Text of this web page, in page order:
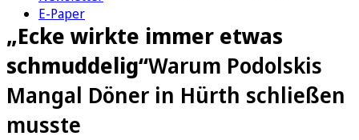
E-Paper
„Ecke wirkte immer etwas
schmuddelig“Warum Podolskis
Mangal Döner in Hürth schließen
musste